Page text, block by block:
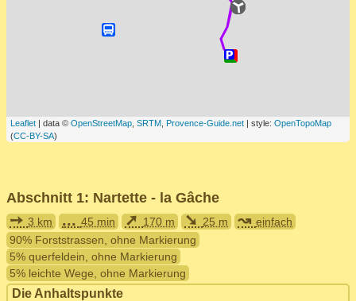
Leaflet | data © OpenStreetMap SRTM Provence-Guide.net | style: OpenTopoMap
(CC-BY-SA)
Abschnitt 1: Nartette - la Gâche
➙ 3 km ... 45 min ➚ 170 m ➘ 25 m ↝ einfach
90% Forststrassen, ohne Markierung
5% querfeldein, ohne Markierung
5% leichte Wege, ohne Markierung
Die Anhaltspunkte